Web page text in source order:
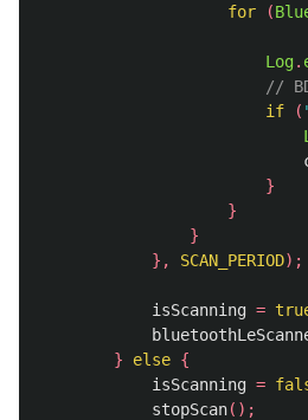
for
(
Log.
//
if
(
}
}
}
},
SCAN_PERIOD);
isScanning =
}
else {
isScanning =
stopScan();